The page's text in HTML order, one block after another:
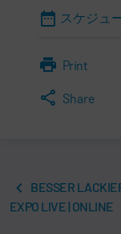
スケジュ
Print
Share
BESSER
EXPO LIVE | ONLINE